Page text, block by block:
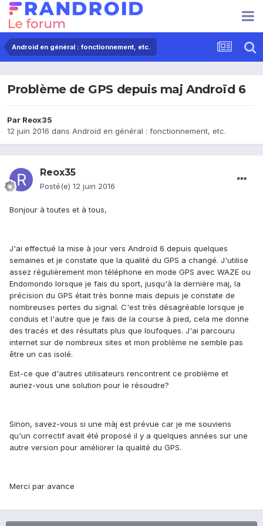
Android en général : fonctionnement, etc.
Problème de GPS depuis maj Androïd 6
Par Reox35
12 juin 2016 dans Android en général : fonctionnement, etc.
Reox35
Posté(e) 12 juin 2016
Bonjour à toutes et à tous,
J'ai effectué la mise à jour vers Androïd 6 depuis quelques
semaines et je constate que la qualité du GPS a changé. J'utilise
assez régulièrement mon téléphone en mode GPS avec WAZE ou
Endomondo lorsque je fais du sport, jusqu'à la dernière maj, la
précision du GPS était très bonne mais depuis je constate de
nombreuses pertes du signal. C'est très désagréable lorsque je
conduis et l'autre que je fais de la course à pied, cela me donne
des tracés et des résultats plus que loufoques. J'ai parcouru
internet sur de nombreux sites et mon problème ne semble pas
être un cas isolé.
Est-ce que d'autres utilisateurs rencontrent ce problème et
auriez-vous une solution pour le résoudre?
Sinon, savez-vous si une màj est prévue car je me souviens
qu'un correctif avait été proposé il y a quelques années sur une
autre version pour améliorer la qualité du GPS.
Merci par avance